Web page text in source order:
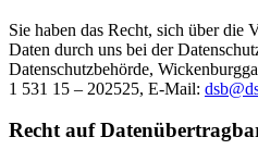
Sie haben das Recht, sich über die
Daten durch uns bei der
Datenschutzbehörde,
1 531 15 – 202525, E-Mail: dsb@
Recht auf